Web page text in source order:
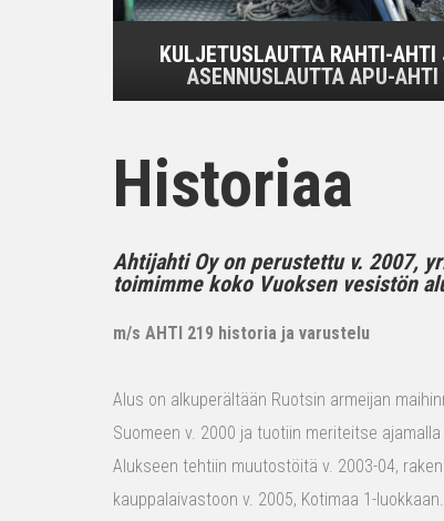
KULJETUSLAUTTA RAHTI-AHTI
ASENNUSLAUTTA APU-AHTI
Historiaa
Ahtijahti Oy on perustettu v. 2007,
toimimme koko Vuoksen vesistön
m/s AHTI 219 historia ja varustelu
Alus on alkuperältään Ruotsin armeijan
Suomeen v. 2000 ja tuotiin meriteitse ajamalla
Alukseen tehtiin muutostöitä v. 2003-04,
kauppalaivastoon v. 2005, Kotimaa 1-luokkaan.